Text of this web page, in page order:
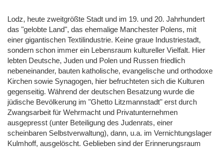
Lodz, heute zweitgrößte Stadt und im 19. und 20. Jahrhundert
das "gelobte Land", das ehemalige Manchester Polens, mit
einer gigantischen Textilindustrie. Keine graue Industriestadt,
sondern schon immer ein Lebensraum kultureller Vielfalt. Hier
lebten Deutsche, Juden und Polen und Russen friedlich
nebeneinander, bauten katholische, evangelische und orthodoxe
Kirchen sowie Synagogen, hier befruchteten sich die Kulturen
gegenseitig. Während der deutschen Besatzung wurde die
jüdische Bevölkerung im "Ghetto Litzmannstadt" erst durch
Zwangsarbeit für Wehrmacht und Privatunternehmen
ausgepresst (unter Beteiligung des Judenrats, einer
scheinbaren Selbstverwaltung), dann, u.a. im Vernichtungslager
Kulmhoff, ausgelöscht. Geblieben sind der Erinnerungsraum